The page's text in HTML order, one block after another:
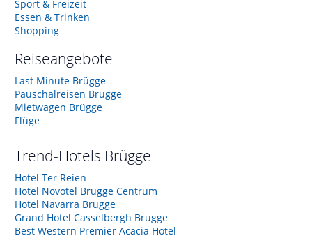
Sport & Freizeit
Essen & Trinken
Shopping
Reiseangebote
Last Minute Brügge
Pauschalreisen Brügge
Mietwagen Brügge
Flüge
Trend-Hotels Brügge
Hotel Ter Reien
Hotel Novotel Brügge Centrum
Hotel Navarra Brugge
Grand Hotel Casselbergh Brugge
Best Western Premier Acacia Hotel